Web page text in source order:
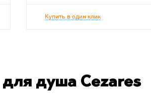
Купить в один клик
душа Cezares